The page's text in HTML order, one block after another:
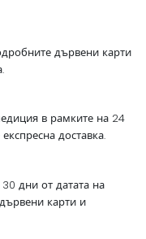
дървени карти
в рамките на 24
доставка.
дни от датата на
карти и